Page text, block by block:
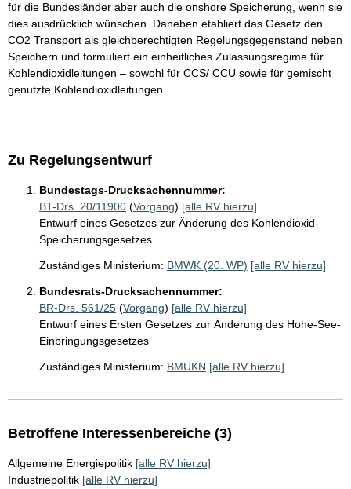
für die Bundesländer aber auch die onshore Speicherung, wenn sie
dies ausdrücklich wünschen. Daneben etabliert das Gesetz den
CO2 Transport als gleichberechtigten Regelungsgegenstand neben
Speichern und formuliert ein einheitliches Zulassungsregime für
Kohlendioxidleitungen – sowohl für CCS/ CCU sowie für gemischt
genutzte Kohlendioxidleitungen.
Zu Regelungsentwurf
Bundestags-Drucksachennummer:
BT-Drs. 20/11900 (Vorgang) [alle RV hierzu]
Entwurf eines Gesetzes zur Änderung des Kohlendioxid-
Speicherungsgesetzes
Zuständiges Ministerium: BMWK (20. WP) [alle RV hierzu]
Bundesrats-Drucksachennummer:
BR-Drs. 561/25 (Vorgang) [alle RV hierzu]
Entwurf eines Ersten Gesetzes zur Änderung des Hohe-See-
Einbringungsgesetzes
Zuständiges Ministerium: BMUKN [alle RV hierzu]
Betroffene Interessenbereiche (3)
Allgemeine Energiepolitik [alle RV hierzu]
Industriepolitik [alle RV hierzu]